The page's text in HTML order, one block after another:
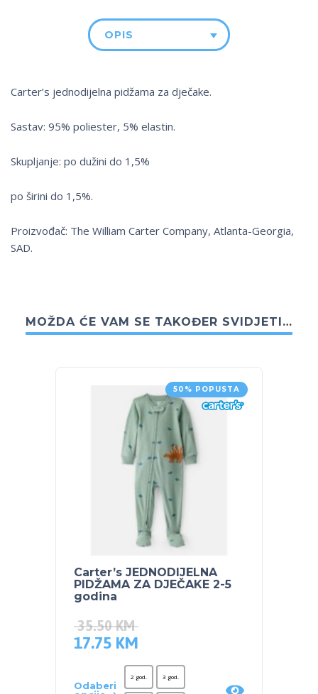
OPIS
Carter’s jednodijelna pidžama za dječake.
Sastav: 95% poliester, 5% elastin.
Skupljanje: po dužini do 1,5%
po širini do 1,5%.
Proizvođač: The William Carter Company, Atlanta-Georgia,
SAD.
MOŽDA ĆE VAM SE TAKOĐER SVIDJETI…
50% POPUSTA
Carter’s JEDNODIJELNA
PIDŽAMA ZA DJEČAKE 2-5
godina
35.50KM
17.75 KM
Odaberi
2 god. 3 god.